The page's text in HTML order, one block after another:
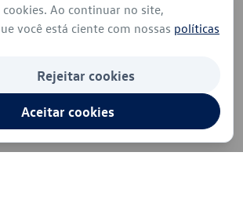
Ao continuar no site,
você está ciente com nossas políticas
Rejeitar cookies
Aceitar cookies